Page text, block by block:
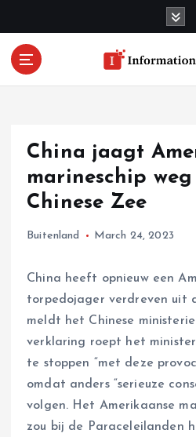
China jaagt
marineschip
Chinese Zee
Buitenland March 24, 2023
China heeft opnieuw een
torpedojager verdreven uit
meldt het Chinese
verklaring roept het
te stoppen “met deze
omdat anders “serieuze
volgen. Het Amerikaanse
zou bij de Paraceleilanden